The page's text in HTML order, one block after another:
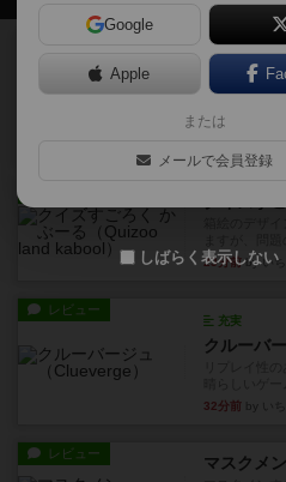
ハーモニ
箱庭づくり。
クイズす
23分前by いち
レビュー
充実
クルーバ
32分前 by いち
レビュー マスクメン
Google
Apple
または
メールで会員登録
しばらく表示しない